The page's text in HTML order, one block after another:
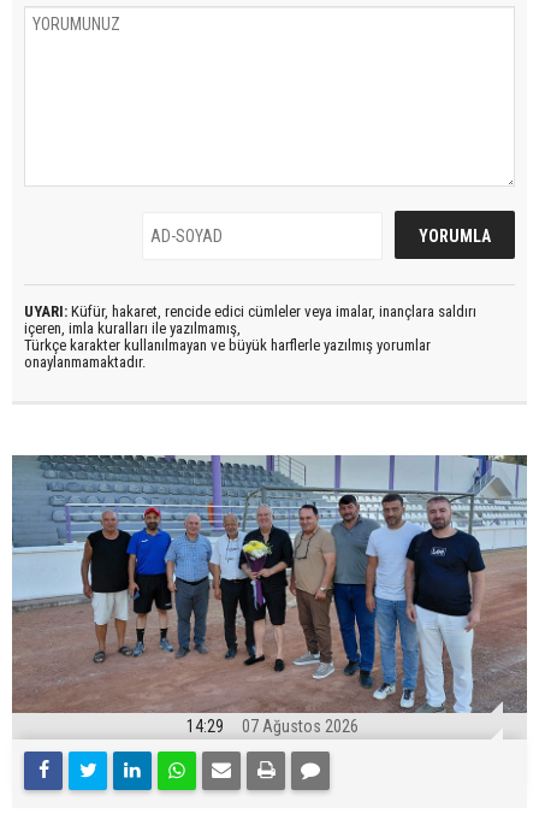
UYARI: Küfür, hakaret, rencide edici cümleler veya imalar, inançlara saldırı
içeren, imla kuralları ile yazılmamış,
Türkçe karakter kullanılmayan ve büyük harflerle yazılmış yorumlar
onaylanmamaktadır.
14:29 07 Ağustos 2026